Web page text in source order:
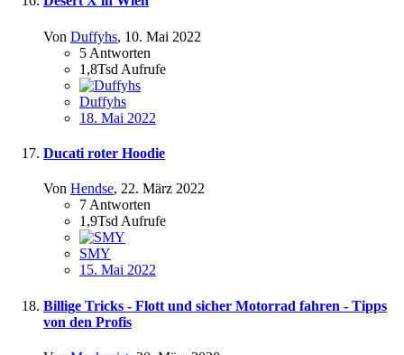
Von Duffyhs, 10. Mai 2022
5 Antworten
1,8Tsd Aufrufe
Duffyhs
18. Mai 2022
Ducati roter Hoodie
Von Hendse, 22. März 2022
7 Antworten
1,9Tsd Aufrufe
SMY
15. Mai 2022
Billige Tricks - Flott und sicher Motorrad fahren - Tipps
von den Profis